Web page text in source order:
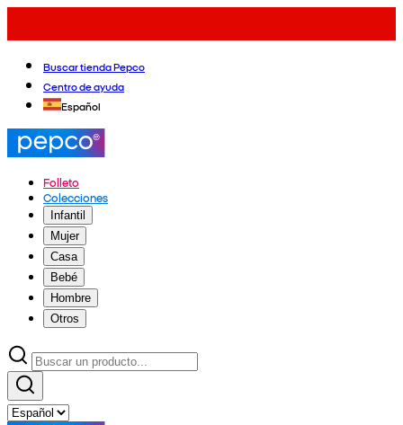
Buscar tienda Pepco
Centro de ayuda
Español
Folleto
Colecciones
Infantil
Mujer
Casa
Bebé
Hombre
Otros